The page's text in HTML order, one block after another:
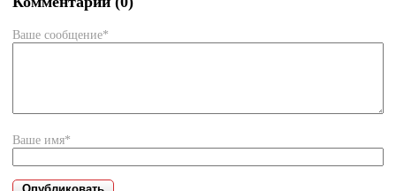
Ваше сообщение*
Ваше имя*